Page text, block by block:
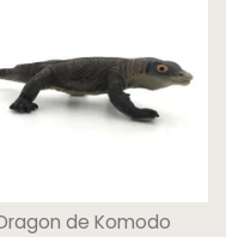
de Komodo